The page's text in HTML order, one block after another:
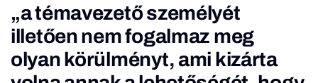
„a témavezető személyét
illetően nem fogalmaz meg
olyan körülményt, ami kizárta